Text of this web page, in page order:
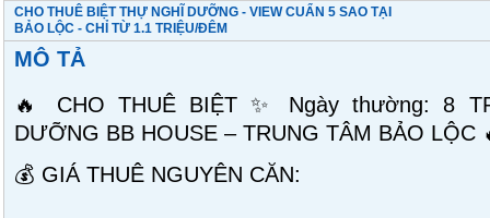
CHO THUÊ BIỆT THỰ NGHĨ DƯỠNG - VIEW CUẨN 5 SAO TẠI
BẢO LỘC - CHỈ TỪ 1.1 TRIỆU/ĐÊM
MÔ TẢ
🔥 CHO THUÊ BIỆT ✨ Ngày thường: 8
DƯỠNG BB HOUSE – TRUNG TÂM BẢO LỘC
💰 GIÁ THUÊ NGUYÊN CĂN: